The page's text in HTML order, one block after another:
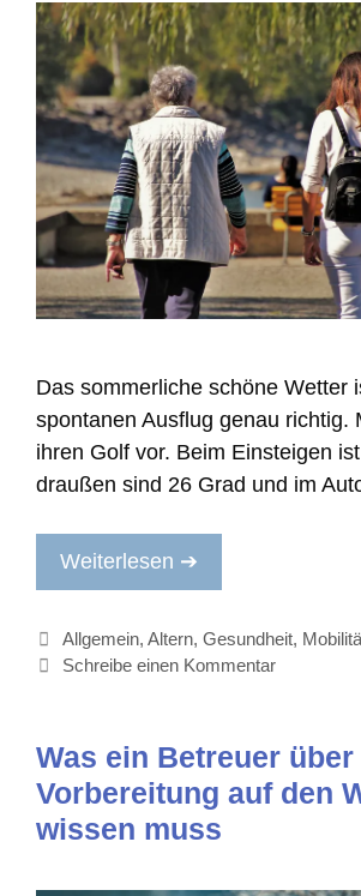
Das sommerliche schöne Wetter
spontanen Ausflug genau richtig.
ihren Golf vor. Beim Einsteigen
draußen sind 26 Grad und im
Weiterlesen ➔
Kategorien
Allgemein,Altern,Gesundheit,
Schreibe einen Kommentar
Was ein Betreuer über
Vorbereitung auf den
wissen muss